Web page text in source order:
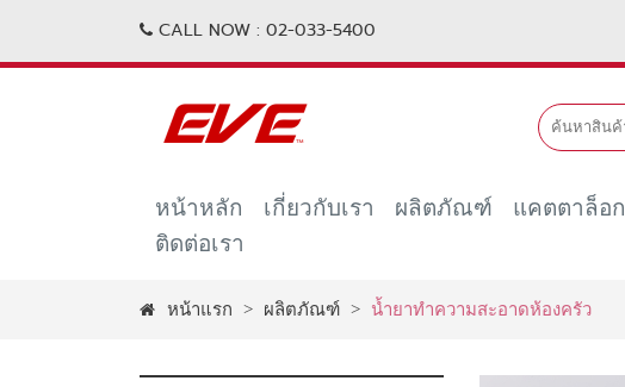
CALL NOW : 02-033-5400
หน้าหลัก เกี่ยวกับเรา ผลิตภัณฑ์ แคตตาล็อก
ติดต่อเรา
หน้าแรก > ผลิตภัณฑ์ > น้ำยาทำความสะอาดห้องครัว